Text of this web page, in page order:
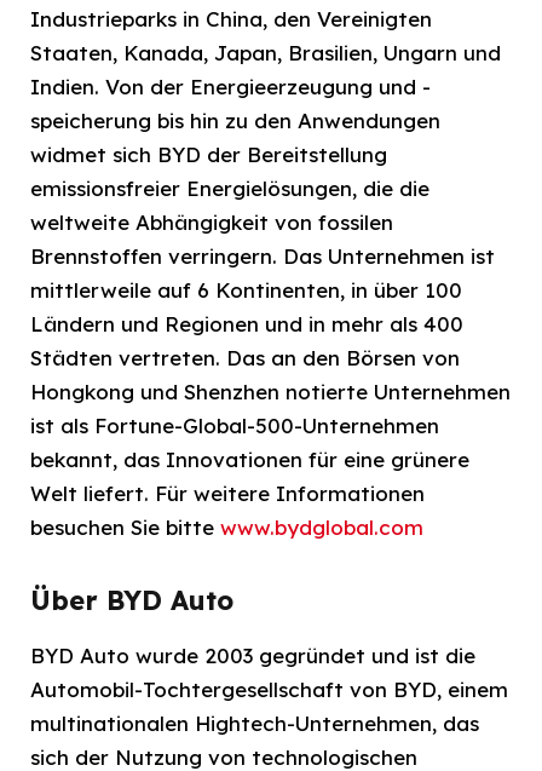
Industrieparks in China, den Vereinigten
Staaten, Kanada, Japan, Brasilien, Ungarn und
Indien. Von der Energieerzeugung und -
speicherung bis hin zu den Anwendungen
widmet sich BYD der Bereitstellung
emissionsfreier Energielösungen, die die
weltweite Abhängigkeit von fossilen
Brennstoffen verringern. Das Unternehmen ist
mittlerweile auf 6 Kontinenten, in über 100
Ländern und Regionen und in mehr als 400
Städten vertreten. Das an den Börsen von
Hongkong und Shenzhen notierte Unternehmen
ist als Fortune-Global-500-Unternehmen
bekannt, das Innovationen für eine grünere
Welt liefert. Für weitere Informationen
besuchen Sie bitte www.bydglobal.com
Über BYD Auto
BYD Auto wurde 2003 gegründet und ist die
Automobil-Tochtergesellschaft von BYD, einem
multinationalen Hightech-Unternehmen, das
sich der Nutzung von technologischen